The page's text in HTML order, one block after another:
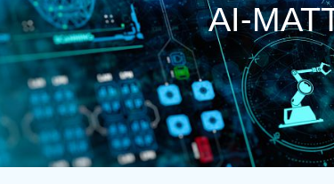
AI-